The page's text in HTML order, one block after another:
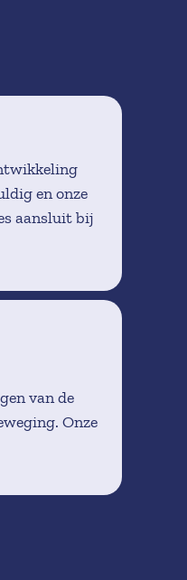
en onze
aansluit bij
van de
Onze